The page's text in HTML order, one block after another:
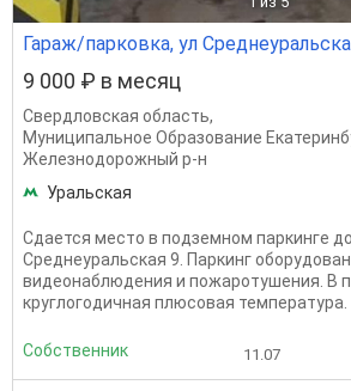
Гараж/парковка, ул
9 000 ₽ в месяц
Свердловская область,
Муниципальное Образование
Железнодорожный р-н
Уральская
Сдается место в подземном паркинге
Среднеуральская 9. Паркинг
видеонаблюдения и пожаротушения. В
круглогодичная плюсовая температура.
Собственник 11.07